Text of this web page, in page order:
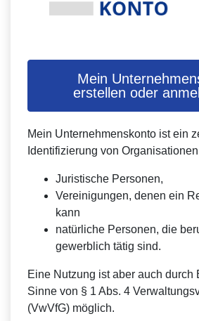
Mein
erstellen oder
Mein Unternehmenskonto ist ein
Identifizierung von
Juristische Personen,
Vereinigungen, denen ein
kann
natürliche Personen, die
gewerblich tätig sind.
Eine Nutzung ist aber auch durch
Sinne von § 1 Abs. 4
(VwVfG) möglich.